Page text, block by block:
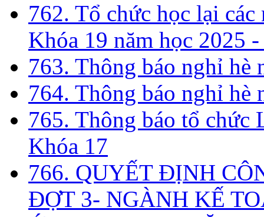
762. Tổ chức học lại
Khóa 19 năm học 2025
763. Thông báo nghỉ hè
764. Thông báo nghỉ hè
765. Thông báo tổ chức
Khóa 17
766. QUYẾT ĐỊNH
ĐỢT 3- NGÀNH KẾ